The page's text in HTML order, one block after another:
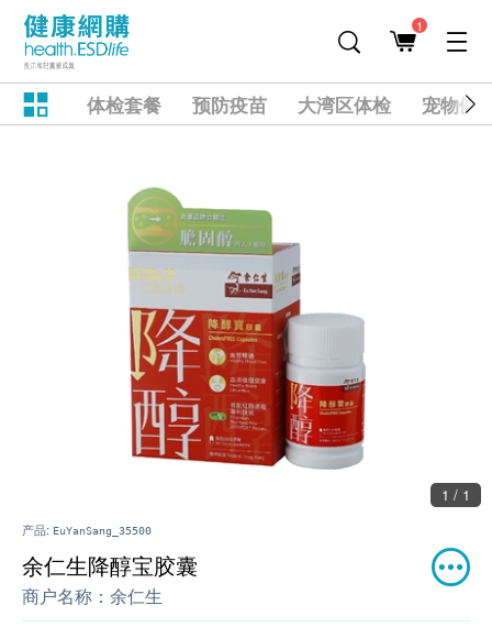
1
体检套餐 预防疫苗 大湾区体检 宠物健
1 / 1
产品: EuYanSang_35500
余仁生降醇宝胶囊
商户名称： 余仁生